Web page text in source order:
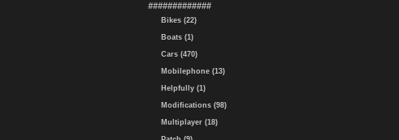
#############
Bikes (22)
Boats (1)
Cars (470)
Mobilephone (13)
Helpfully (1)
Modifications (98)
Multiplayer (18)